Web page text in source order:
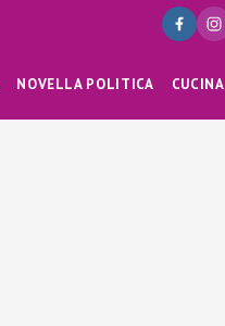
NOVELLA POLITICA CUCINA